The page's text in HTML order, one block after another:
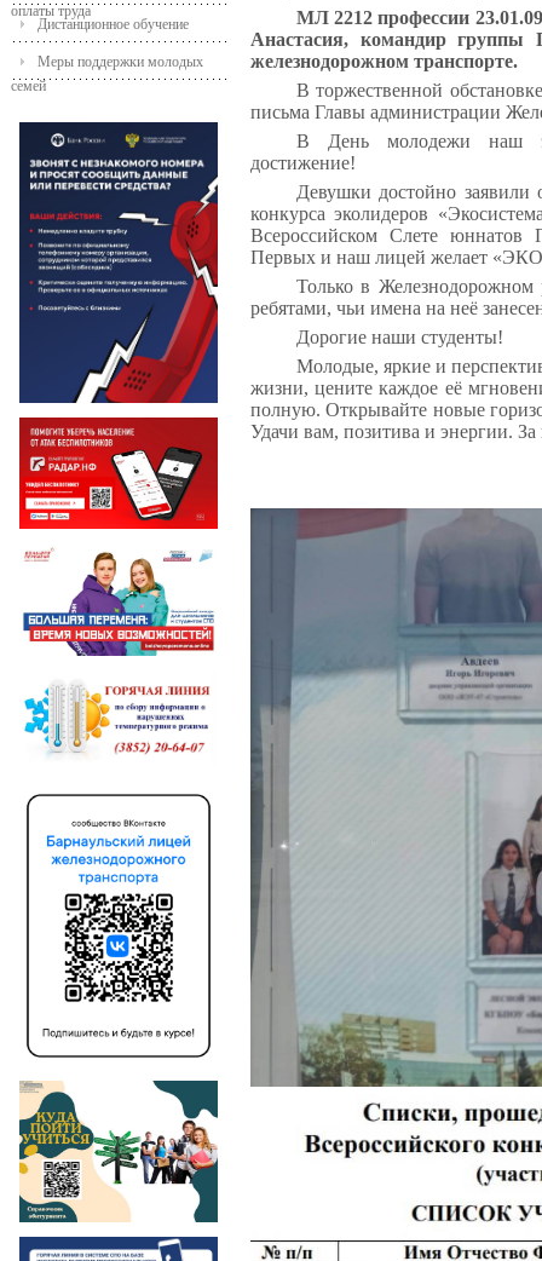
оплаты труда
Дистанционное обучение
Меры поддержки молодых
семей
МЛ 2212 профессии
Анастасия, командир группы
железнодорожном транспорте.
В торжественной
письма Главы администрации
В День молодежи наш
достижение!
Девушки достойно заявили
конкурса эколидеров
Всероссийском Слете юннатов
Первых и наш лицей желает
Только в Железнодорожном
ребятами, чьи имена на неё
Дорогие наши студенты!
Молодые, яркие и
жизни, цените каждое её
полную. Открывайте новые
Удачи вам, позитива и энергии.